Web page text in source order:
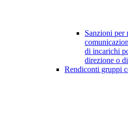
Sanzioni per
di incarichi
direzione o
Rendiconti gruppi